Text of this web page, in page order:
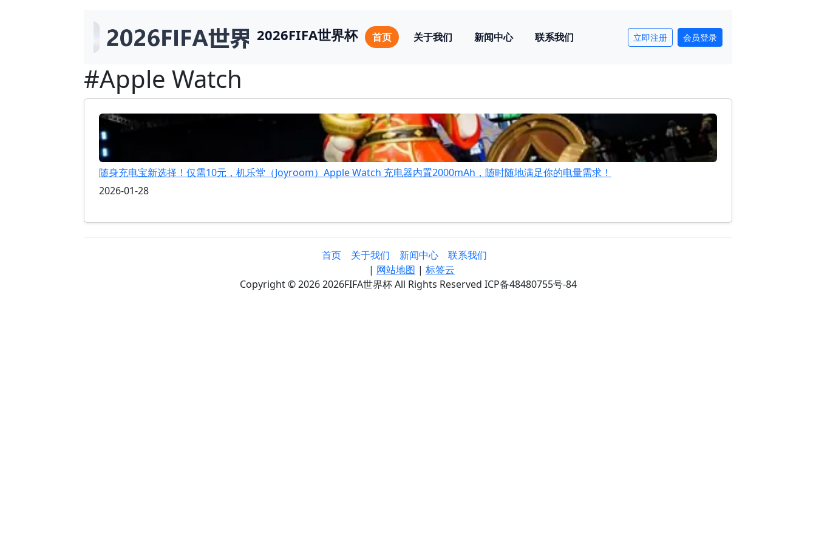
2026FIFA世界杯 首页 关于我们 新闻中心 联系我们 立即注册 会员登录
#Apple Watch
随身充电宝新选择！仅需10元，机乐堂（Joyroom）Apple Watch 充电器内置2000mAh，随时随地满足你的电量需求！
2026-01-28
首页 关于我们 新闻中心
联系我们
| 网站地图 | 标签云
Copyright © 2026 2026FIFA世界杯 All Rights Reserved ICP备48480755号-84